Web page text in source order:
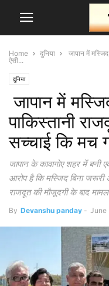
Home दुनिया
जापान में
ऐसी...
दुनिया
जापान में
पाकिस्तानी
सच्चाई कि मच
जापान के कावागोए शहर में बनी
आरोप है कि मस्जिद बिना
राजदूत की मौजूदगी के बाद
By Devanshu panday - June